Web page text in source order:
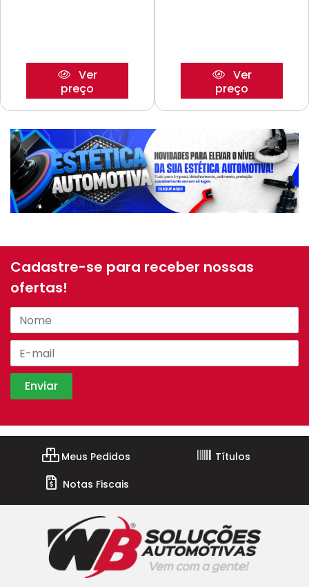
Ver
preço
Ver
preço
Cadastre-se para receber nossas
ofertas!
Meus Pedidos
Títulos
Notas Fiscais